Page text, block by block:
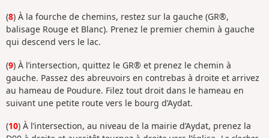
(8) À la fourche de chemins, restez sur la gauche (GR®,
balisage Rouge et Blanc). Prenez le premier chemin à gauche
qui descend vers le lac.
(9) À l’intersection, quittez le GR® et prenez le chemin à
gauche. Passez des abreuvoirs en contrebas à droite et arrivez
au hameau de Poudure. Filez tout droit dans le hameau en
suivant une petite route vers le bourg d’Aydat.
(10) À l’intersection, au niveau de la mairie d’Aydat, prenez la